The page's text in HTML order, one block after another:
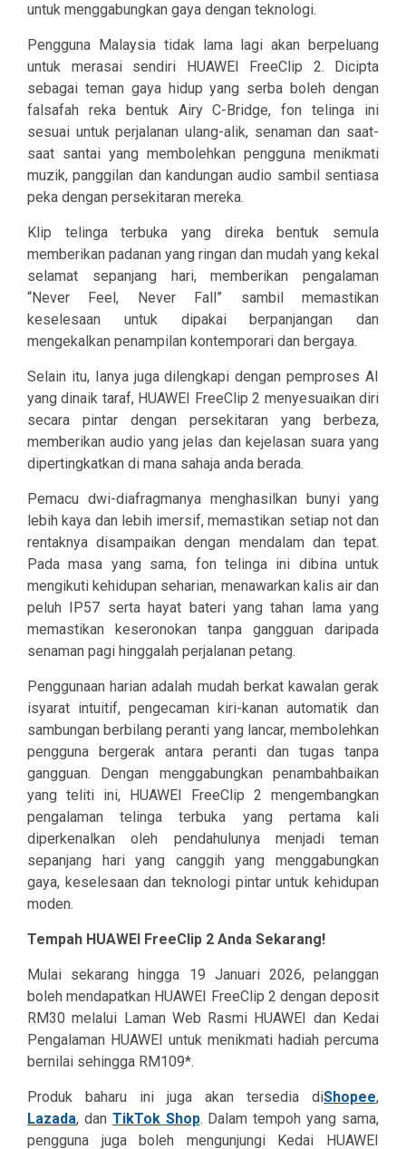
untuk menggabungkan gaya dengan teknologi.
Pengguna Malaysia tidak lama lagi akan berpeluang
untuk merasai sendiri HUAWEI FreeClip 2. Dicipta
sebagai teman gaya hidup yang serba boleh dengan
falsafah reka bentuk Airy C-Bridge, fon telinga ini
sesuai untuk perjalanan ulang-alik, senaman dan saat-
saat santai yang membolehkan pengguna menikmati
muzik, panggilan dan kandungan audio sambil sentiasa
peka dengan persekitaran mereka.
Klip telinga terbuka yang direka bentuk semula
memberikan padanan yang ringan dan mudah yang kekal
selamat sepanjang hari, memberikan pengalaman
“Never Feel, Never Fall” sambil memastikan
keselesaan untuk dipakai berpanjangan dan
mengekalkan penampilan kontemporari dan bergaya.
Selain itu, Ianya juga dilengkapi dengan pemproses AI
yang dinaik taraf, HUAWEI FreeClip 2 menyesuaikan diri
secara pintar dengan persekitaran yang berbeza,
memberikan audio yang jelas dan kejelasan suara yang
dipertingkatkan di mana sahaja anda berada.
Pemacu dwi-diafragmanya menghasilkan bunyi yang
lebih kaya dan lebih imersif, memastikan setiap not dan
rentaknya disampaikan dengan mendalam dan tepat.
Pada masa yang sama, fon telinga ini dibina untuk
mengikuti kehidupan seharian, menawarkan kalis air dan
peluh IP57 serta hayat bateri yang tahan lama yang
memastikan keseronokan tanpa gangguan daripada
senaman pagi hinggalah perjalanan petang.
Penggunaan harian adalah mudah berkat kawalan gerak
isyarat intuitif, pengecaman kiri-kanan automatik dan
sambungan berbilang peranti yang lancar, membolehkan
pengguna bergerak antara peranti dan tugas tanpa
gangguan. Dengan menggabungkan penambahbaikan
yang teliti ini, HUAWEI FreeClip 2 mengembangkan
pengalaman telinga terbuka yang pertama kali
diperkenalkan oleh pendahulunya menjadi teman
sepanjang hari yang canggih yang menggabungkan
gaya, keselesaan dan teknologi pintar untuk kehidupan
moden.
Tempah HUAWEI FreeClip 2 Anda Sekarang!
Mulai sekarang hingga 19 Januari 2026, pelanggan
boleh mendapatkan HUAWEI FreeClip 2 dengan deposit
RM30 melalui Laman Web Rasmi HUAWEI dan Kedai
Pengalaman HUAWEI untuk menikmati hadiah percuma
bernilai sehingga RM109*.
Produk baharu ini juga akan tersedia diShopee,
Lazada, dan TikTok Shop. Dalam tempoh yang sama,
pengguna juga boleh mengunjungi Kedai HUAWEI